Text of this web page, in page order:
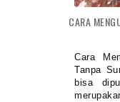
CARA
Cara
Tanpa
bisa